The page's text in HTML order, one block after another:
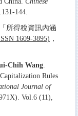
144.
所得稅資訊內涵
1609-3895) ，
Chih Wang.
Rules
Journal of
Vol.6 (11),